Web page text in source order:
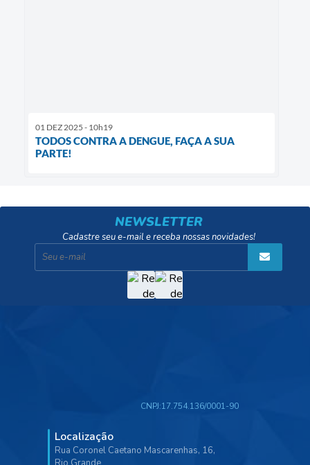
01 DEZ 2025 - 10h19
TODOS CONTRA A DENGUE, FAÇA A SUA
PARTE!
NEWSLETTER
Cadastre seu e-mail e receba nossas novidades!
Localização
Rua Coronel Caetano Mascarenhas, 16,
CNPJ:17.754.136/0001-90